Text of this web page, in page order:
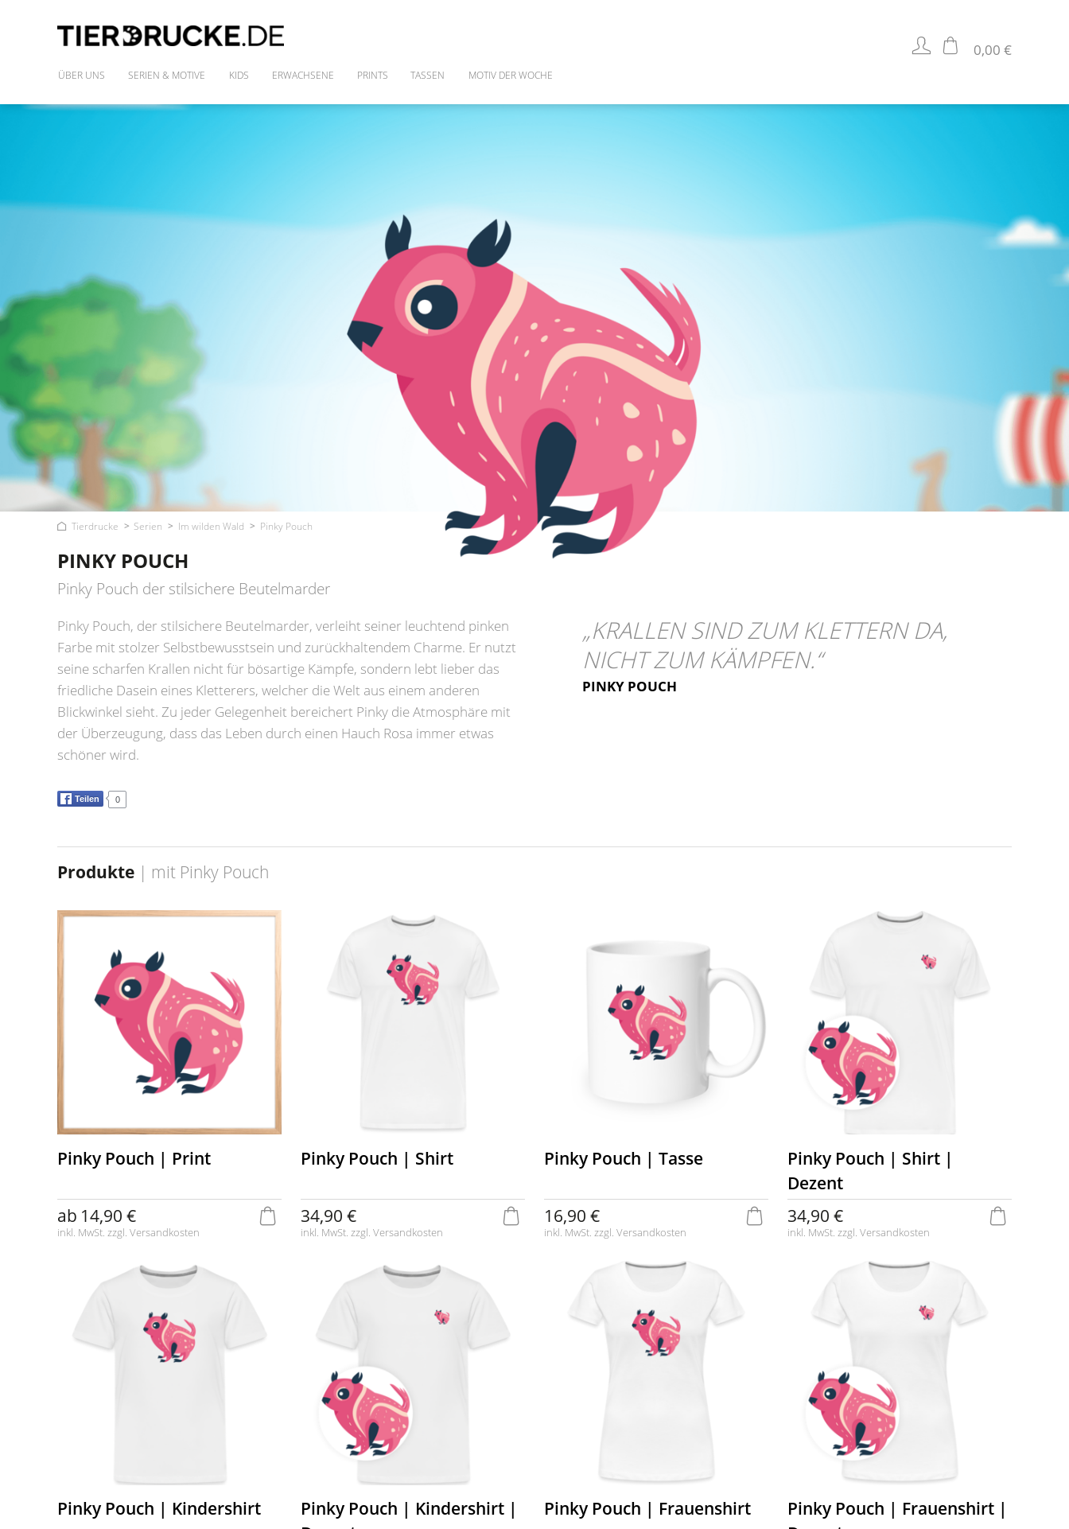
ÜBER UNS SERIEN & MOTIVE
IM WILDEN WALD
IM LAND DER DINOSAURIER
KIDS ERWACHSENE
SHIRTS
PRINTS TASSEN MOTIV DER WOCHE
0,00 €
Tierdrucke Serien Im wilden Wald Pinky Pouch
PINKY POUCH
Pinky Pouch der stilsichere Beutelmarder
Pinky Pouch, der stilsichere Beutelmarder, verleiht seiner leuchtend pinken
Farbe mit stolzer Selbstbewusstsein und zurückhaltendem Charme. Er nutzt
seine scharfen Krallen nicht für bösartige Kämpfe, sondern lebt lieber das
friedliche Dasein eines Kletterers, welcher die Welt aus einem anderen
Blickwinkel sieht. Zu jeder Gelegenheit bereichert Pinky die Atmosphäre mit
der Überzeugung, dass das Leben durch einen Hauch Rosa immer etwas
schöner wird.
Teilen 0
„KRALLEN SIND ZUM KLETTERN DA,
NICHT ZUM KÄMPFEN.“
PINKY POUCH
Produkte | mit Pinky Pouch
Pinky Pouch | Print
ab 14,90 €
inkl. MwSt. zzgl. Versandkosten
Pinky Pouch | Shirt
34,90 €
inkl. MwSt. zzgl. Versandkosten
Pinky Pouch | Tasse
16,90 €
inkl. MwSt. zzgl. Versandkosten
Pinky Pouch | Shirt |
Dezent
34,90 €
inkl. MwSt. zzgl. Versandkosten
Pinky Pouch | Kindershirt
Pinky Pouch | Kindershirt |
Pinky Pouch | Frauenshirt
Pinky Pouch | Frauenshirt |